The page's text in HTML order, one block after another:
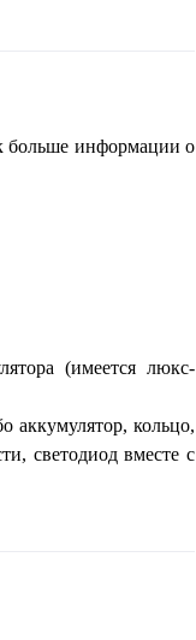
больше информации о
(имеется люкс-
аккумулятор, кольцо,
светодиод вместе с